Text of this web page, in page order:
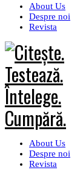
About Us
Despre noi
Revista
About Us
Despre noi
Revista